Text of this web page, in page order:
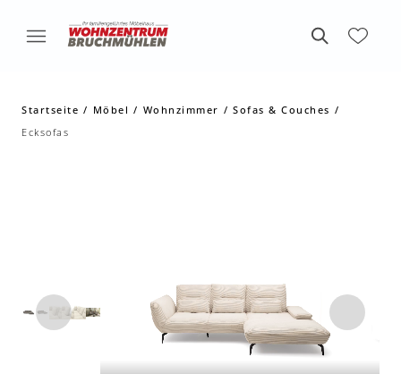
Startseite Möbel Wohnzimmer
Sofas & Couches
Ecksofas